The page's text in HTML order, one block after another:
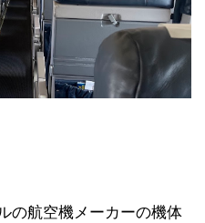
の航空機メーカーの機体